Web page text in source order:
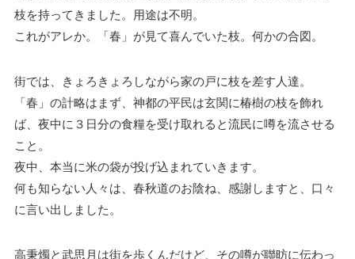
枝を持ってきました。用途は不明。
これがアレか。「春」が見て喜んでいた枝。何かの合図。
街では、きょろきょろしながら家の戸に枝を差す人達。
「春」の計略はまず、神都の平民は玄関に椿樹の枝を飾れ
ば、夜中に３日分の食糧を受け取れると流民に噂を流させる
こと。
夜中、本当に米の袋が投げ込まれていきます。
何も知らない人々は、春秋道のお陰ね、感謝しますと、口々
に言い出しました。
高秉燭と武思月は街を歩くんだけど、その噂が聯昉に伝わっ